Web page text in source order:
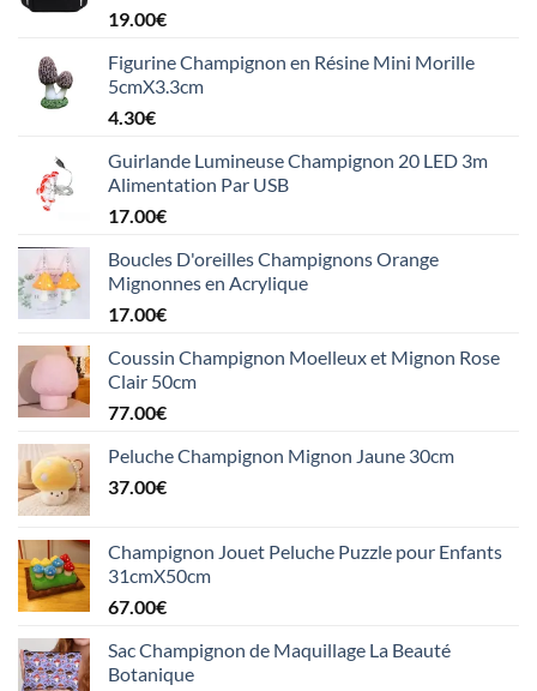
19.00€
Figurine Champignon en Résine Mini Morille
5cmX3.3cm
4.30€
Guirlande Lumineuse Champignon 20 LED 3m
Alimentation Par USB
17.00€
Boucles D'oreilles Champignons Orange
Mignonnes en Acrylique
17.00€
Coussin Champignon Moelleux et Mignon Rose
Clair 50cm
77.00€
Peluche Champignon Mignon Jaune 30cm
37.00€
Champignon Jouet Peluche Puzzle pour Enfants
31cmX50cm
67.00€
Sac Champignon de Maquillage La Beauté
Botanique